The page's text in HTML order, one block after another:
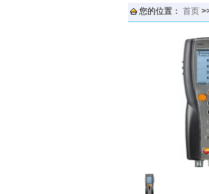
您的位置： 首页